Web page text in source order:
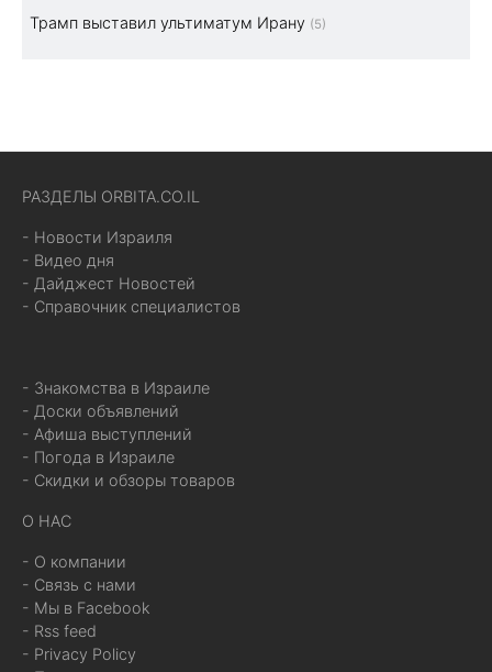
Трамп выставил ультиматум Ирану (5)
РАЗДЕЛЫ ORBITA.CO.IL
- Новости Израиля
- Видео дня
- Дайджест Новостей
- Справочник специалистов
- Знакомства в Израиле
- Доски объявлений
- Афиша выступлений
- Погода в Израиле
- Скидки и обзоры товаров
О НАС
- О компании
- Связь с нами
- Мы в Facebook
- Rss feed
- Privacy Policy